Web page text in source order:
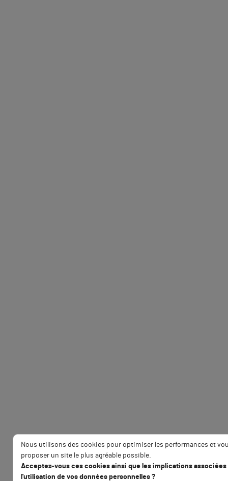
Nous utilisons des cookies pour optimiser les performances et
proposer un site le plus agréable possible.
Acceptez-vous ces cookies ainsi que les implications associées
l'utilisation de vos données personnelles ?